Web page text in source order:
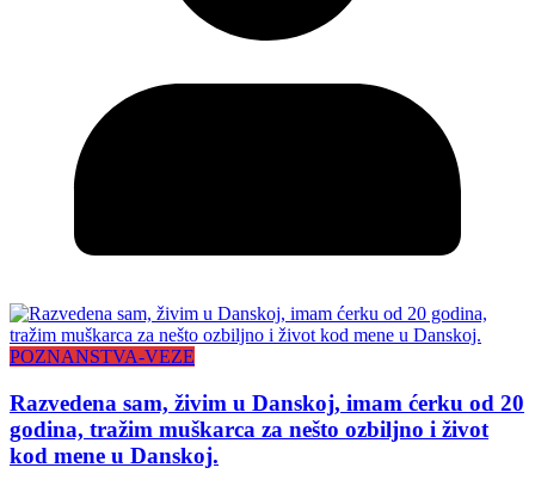
POZNANSTVA-VEZE
Razvedena sam, živim u Danskoj, imam ćerku od 20
godina, tražim muškarca za nešto ozbiljno i život
kod mene u Danskoj.